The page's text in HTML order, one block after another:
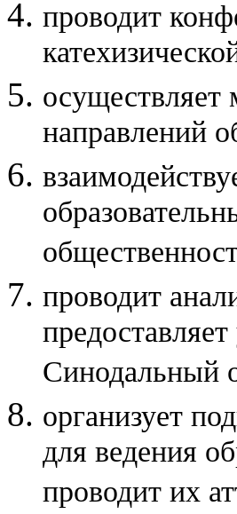
проводит
осуществляет
направлений
проводит
Синодальный
организует
для ведения
проводит их